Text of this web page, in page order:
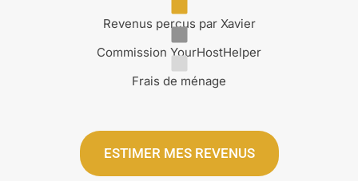
Revenus perçus par Xavier
Commission YourHostHelper
Frais de ménage
ESTIMER MES REVENUS